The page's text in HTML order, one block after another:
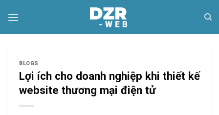
BLOGS
Lợi ích cho doanh nghiệp khi thiết kế
website thương mại điện tử